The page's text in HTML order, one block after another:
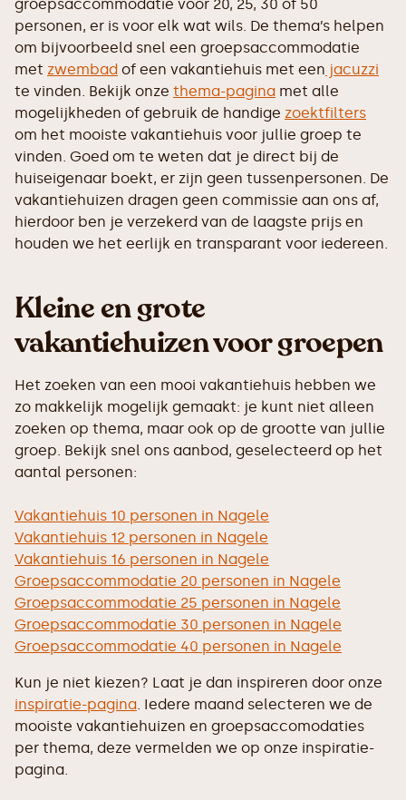
groepsaccommodatie voor 20, 25, 30 of 50
personen, er is voor elk wat wils. De thema’s helpen
om bijvoorbeeld snel een groepsaccommodatie
met zwembad of een vakantiehuis met een jacuzzi
te vinden. Bekijk onze thema-pagina met alle
mogelijkheden of gebruik de handige zoektfilters
om het mooiste vakantiehuis voor jullie groep te
vinden. Goed om te weten dat je direct bij de
huiseigenaar boekt, er zijn geen tussenpersonen. De
vakantiehuizen dragen geen commissie aan ons af,
hierdoor ben je verzekerd van de laagste prijs en
houden we het eerlijk en transparant voor iedereen.
Kleine en grote
vakantiehuizen voor groepen
Het zoeken van een mooi vakantiehuis hebben we
zo makkelijk mogelijk gemaakt: je kunt niet alleen
zoeken op thema, maar ook op de grootte van jullie
groep. Bekijk snel ons aanbod, geselecteerd op het
aantal personen:
Vakantiehuis 10 personen in Nagele
Vakantiehuis 12 personen in Nagele
Vakantiehuis 16 personen in Nagele
Groepsaccommodatie 20 personen in Nagele
Groepsaccommodatie 25 personen in Nagele
Groepsaccommodatie 30 personen in Nagele
Groepsaccommodatie 40 personen in Nagele
Kun je niet kiezen? Laat je dan inspireren door onze
inspiratie-pagina. Iedere maand selecteren we de
mooiste vakantiehuizen en groepsaccomodaties
per thema, deze vermelden we op onze inspiratie-
pagina.